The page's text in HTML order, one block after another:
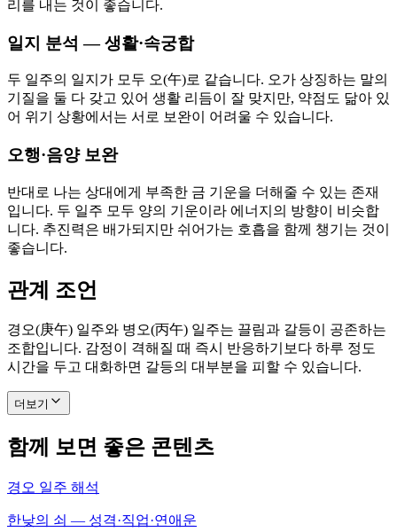
리를 내는 것이 좋습니다.
일지 분석 — 생활·속궁합
두 일주의 일지가 모두 오(午)로 같습니다. 오가 상징하는 말의
기질을 둘 다 갖고 있어 생활 리듬이 잘 맞지만, 약점도 닮아 있
어 위기 상황에서는 서로 보완이 어려울 수 있습니다.
오행·음양 보완
반대로 나는 상대에게 부족한 금 기운을 더해줄 수 있는 존재
입니다. 두 일주 모두 양의 기운이라 에너지의 방향이 비슷합
니다. 추진력은 배가되지만 쉬어가는 호흡을 함께 챙기는 것이
좋습니다.
관계 조언
경오(庚午) 일주와 병오(丙午) 일주는 끌림과 갈등이 공존하는
조합입니다. 감정이 격해질 때 즉시 반응하기보다 하루 정도
시간을 두고 대화하면 갈등의 대부분을 피할 수 있습니다.
더보기
함께 보면 좋은 콘텐츠
경오 일주 해석
한낮의 쇠 — 성격·직업·연애운